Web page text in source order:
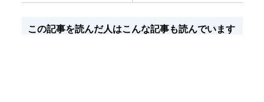
この記事を読んだ人はこんな記事も読んでいます